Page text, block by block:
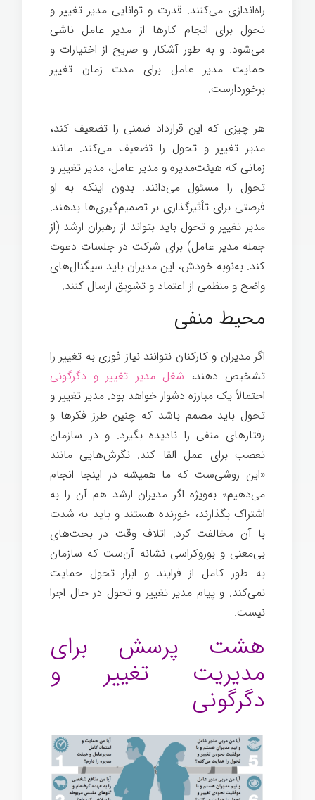
راه‌اندازی می‌کنند. قدرت و توانایی مدیر تغییر و
تحول برای انجام کارها از مدیر عامل ناشی
می‌شود. و به طور آشکار و صریح از اختیارات و
حمایت مدیر عامل برای مدت زمان تغییر
برخوردارست.
هر چیزی که این قرارداد ضمنی را تضعیف کند،
مدیر تغییر و تحول را تضعیف می‌کند. مانند
زمانی که هیئت‌مدیره و مدیر عامل، مدیر تغییر و
تحول را مسئول می‌دانند. بدون اینکه به او
فرصتی برای تأثیرگذاری بر تصمیم‌گیری‌ها بدهند.
مدیر تغییر و تحول باید بتواند از رهبران ارشد (از
جمله مدیر عامل) برای شرکت در جلسات دعوت
کند. به‌نوبه خودش، این مدیران باید سیگنال‌های
واضح و منظمی از اعتماد و تشویق ارسال کنند.
محیط منفی
اگر مدیران و کارکنان نتوانند نیاز فوری به تغییر را
تشخیص دهند، شغل مدیر تغییر و دگرگونی
احتمالاً یک مبارزه دشوار خواهد بود. مدیر تغییر و
تحول باید مصمم باشد که چنین طرز فکرها و
رفتارهای منفی را نادیده بگیرد. و در سازمان
تعصب برای عمل القا کند. نگرش‌هایی مانند
«این روشی‌ست که ما همیشه در اینجا انجام
می‌دهیم» به‌ویژه اگر مدیران ارشد هم آن را به
اشتراک بگذارند، خورنده هستند و باید به شدت
با آن مخالفت کرد. اتلاف وقت در بحث‌های
بی‌معنی و بوروکراسی نشانه آن‌ست که سازمان
به طور کامل از فرایند و ابزار تحول حمایت
نمی‌کند. و پیام مدیر تغییر و تحول در حال اجرا
نیست.
هشت پرسش برای
مدیریت تغییر و
دگرگونی